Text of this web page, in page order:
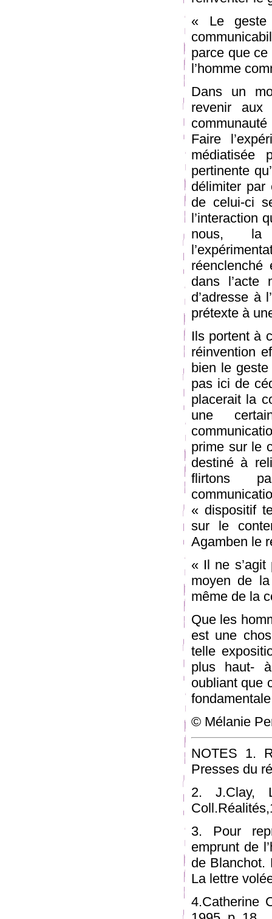
« Le geste
parce que ce
l’homme
Dans un
revenir aux
Faire
médiatisée
pertinente
délimiter
de celui-ci
l’interaction
nous, la
dans l’acte
d’adresse à
prétexte à
Ils portent à
réinvention
bien le
pas ici de
placerait la
une
prime sur le
destiné à
flirtons
« dispositif
sur le
Agamben le
« Il ne
moyen de
même de la
Que les
est une
telle
plus haut-
oubliant que
© Mélanie
NOTES 1.
Presses du
2. J.Clay,
3. Pour
emprunt de
de Blanchot.
La lettre
4.Catherine